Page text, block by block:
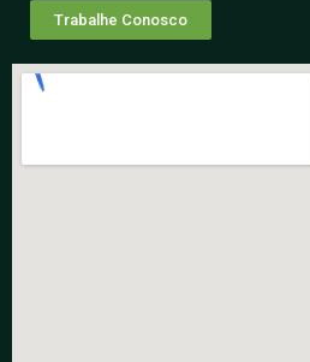
Trabalhe Conosco